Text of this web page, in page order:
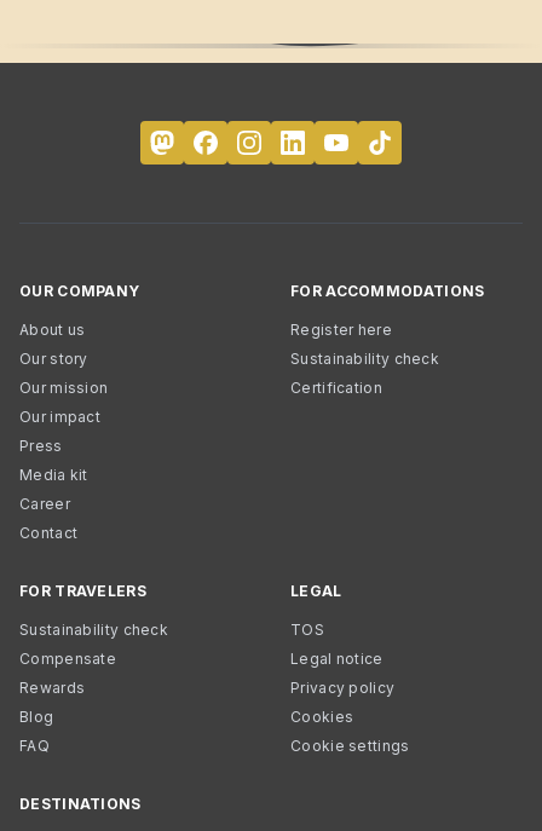
OUR COMPANY
About us
Our story
Our mission
Our impact
Press
Media kit
Career
Contact
FOR ACCOMMODATIONS
Register here
Sustainability check
Certification
FOR TRAVELERS
Sustainability check
Compensate
Rewards
Blog
FAQ
LEGAL
TOS
Legal notice
Privacy policy
Cookies
Cookie settings
DESTINATIONS